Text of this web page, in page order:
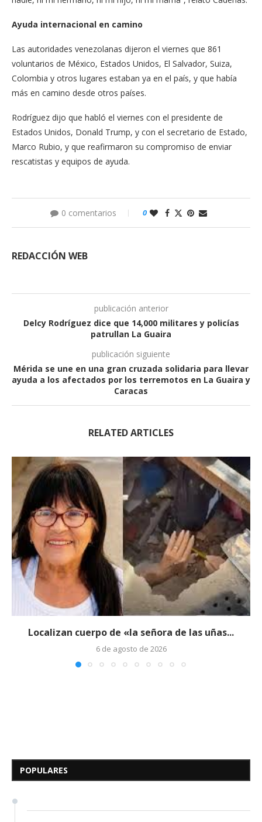
Ayuda internacional en camino
Las autoridades venezolanas dijeron el viernes que 861
voluntarios de México, Estados Unidos, El Salvador, Suiza,
Colombia y otros lugares estaban ya en el país, y que había
más en camino desde otros países.
Rodríguez dijo que habló el viernes con el presidente de
Estados Unidos, Donald Trump, y con el secretario de Estado,
Marco Rubio, y que reafirmaron su compromiso de enviar
rescatistas y equipos de ayuda.
0 comentarios 0
REDACCIÓN WEB
publicación anterior
Delcy Rodríguez dice que 14,000 militares y policías
patrullan La Guaira
publicación siguiente
Mérida se une en una gran cruzada solidaria para llevar
ayuda a los afectados por los terremotos en La Guaira y
Caracas
RELATED ARTICLES
Localizan cuerpo de «la señora de las uñas...
6 de agosto de 2026
POPULARESDesconocidos del...